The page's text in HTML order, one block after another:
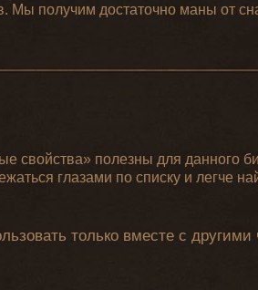
Мы получим достаточно маны от
свойства» полезны для данного
глазами по списку и легче
только вместе с